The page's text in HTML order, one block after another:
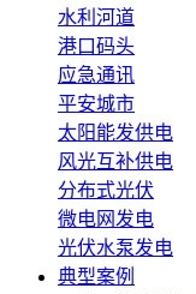
水利河道
港口码头
应急通讯
平安城市
太阳能发供电
风光互补供电
分布式光伏
微电网发电
光伏水泵发电
典型案例